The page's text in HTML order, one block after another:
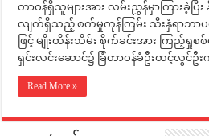
တာဝန်ရှိသူများအား လမ်းညွှန်မှာကြားခဲ့ပ
လျက်ရှိသည့် စက်မှုကုန်ကြမ်း သီးနှံရာဘာပင်မ
ဖြင့် မျိုးထိန်းသိမ်း စိုက်ခင်းအား ကြည့်ရှု
ရှင်းလင်းဆောင်၌ ခြံတာဝန်ခံဦးတင့်လွင်ဦ
Read More »